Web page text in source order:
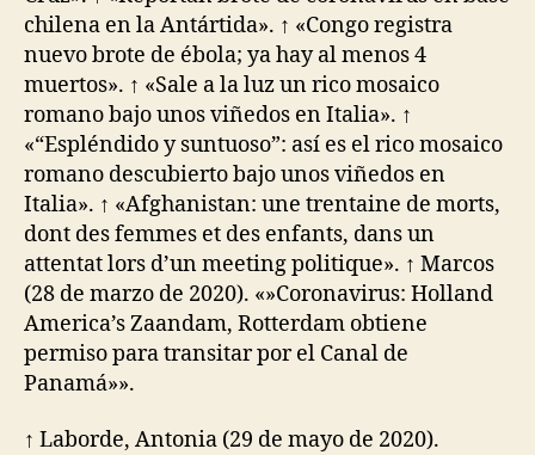
chilena en la Antártida». ↑ «Congo registra
nuevo brote de ébola; ya hay al menos 4
muertos». ↑ «Sale a la luz un rico mosaico
romano bajo unos viñedos en Italia». ↑
«“Espléndido y suntuoso”: así es el rico mosaico
romano descubierto bajo unos viñedos en
Italia». ↑ «Afghanistan: une trentaine de morts,
dont des femmes et des enfants, dans un
attentat lors d’un meeting politique». ↑ Marcos
(28 de marzo de 2020). «»Coronavirus: Holland
America’s Zaandam, Rotterdam obtiene
permiso para transitar por el Canal de
Panamá»».
↑ Laborde, Antonia (29 de mayo de 2020).